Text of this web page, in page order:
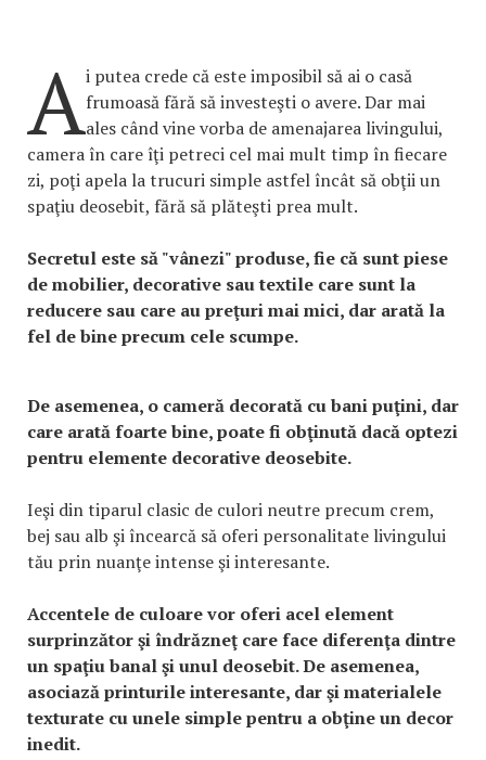
Ai putea crede că este imposibil să ai o casă
frumoasă fără să investeşti o avere. Dar mai
ales când vine vorba de amenajarea livingului,
camera în care îţi petreci cel mai mult timp în fiecare
zi, poţi apela la trucuri simple astfel încât să obţii un
spaţiu deosebit, fără să plăteşti prea mult.
Secretul este să "vânezi" produse, fie că sunt piese
de mobilier, decorative sau textile care sunt la
reducere sau care au preţuri mai mici, dar arată la
fel de bine precum cele scumpe.
De asemenea, o cameră decorată cu bani puţini, dar
care arată foarte bine, poate fi obţinută dacă optezi
pentru elemente decorative deosebite.
Ieşi din tiparul clasic de culori neutre precum crem,
bej sau alb şi încearcă să oferi personalitate livingului
tău prin nuanţe intense şi interesante.
Accentele de culoare vor oferi acel element
surprinzător şi îndrăzneţ care face diferenţa dintre
un spaţiu banal şi unul deosebit. De asemenea,
asociază printurile interesante, dar şi materialele
texturate cu unele simple pentru a obţine un decor
inedit.